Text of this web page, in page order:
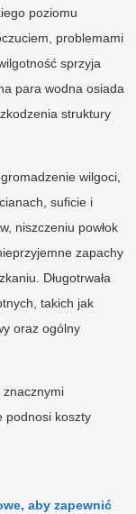
poziomu
problemami
sprzyja
para wodna osiada
struktury
wilgoci,
suficie i
niszczeniu powłok
zapachy
Długotrwała
takich jak
oraz ogólny
znacznymi
podnosi koszty
aby zapewnić